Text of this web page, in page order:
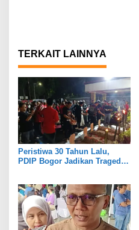
TERKAIT LAINNYA
Peristiwa 30 Tahun Lalu,
PDIP Bogor Jadikan Tragedi